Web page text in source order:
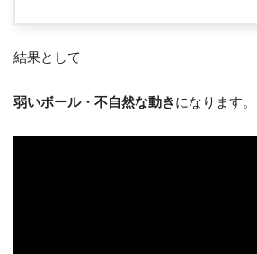
結果として
弱いボール・不自然な動きになります。